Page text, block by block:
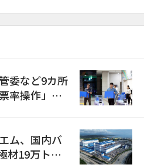
委など9カ所
率操作」の
ム、国内バ
材19万トン